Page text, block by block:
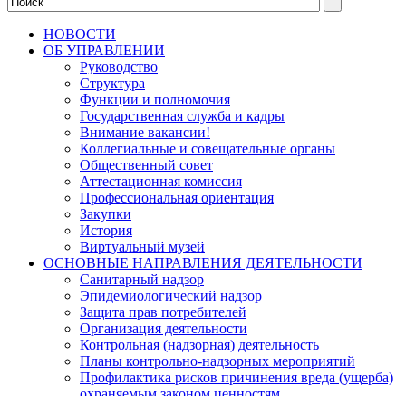
НОВОСТИ
ОБ УПРАВЛЕНИИ
Руководство
Структура
Функции и полномочия
Государственная служба и кадры
Внимание вакансии!
Коллегиальные и совещательные органы
Общественный совет
Аттестационная комиссия
Профессиональная ориентация
Закупки
История
Виртуальный музей
ОСНОВНЫЕ НАПРАВЛЕНИЯ ДЕЯТЕЛЬНОСТИ
Санитарный надзор
Эпидемиологический надзор
Защита прав потребителей
Организация деятельности
Контрольная (надзорная) деятельность
Планы контрольно-надзорных мероприятий
Профилактика рисков причинения вреда (ущерба)